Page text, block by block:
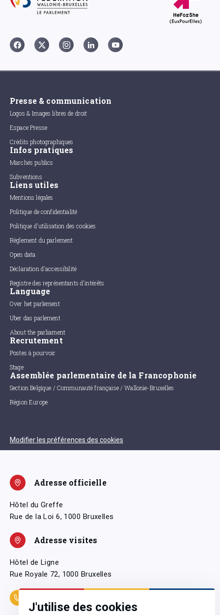
J'utilise des cookies
Presse & communication
Logos & Images libres de droit
Espace Presse
Crédits photographiques
Infos pratiques
Marchés publics
Subventions
Liens utiles
Mentions légales
Politique de confidentialité
Politique d'utilisation des cookies
Règlement du parlement
Open data
Déclaration d'accessibilité
Registre des représentants d'intérêts
Language
Over het parlement
Uber das parlement
About the parliament
Recrutement
Postes à pourvoir
Stage
Assemblée parlementaire de la Francophonie
Section Belgique / Communauté française / Wallonie-Bruxelles
Région Europe
Modifier les préférences des cookies
Adresse officielle
Hôtel du Greffe
Rue de la Loi 6, 1000 Bruxelles
Adresse visites
Hôtel de Ligne
Rue Royale 72, 1000 Bruxelles